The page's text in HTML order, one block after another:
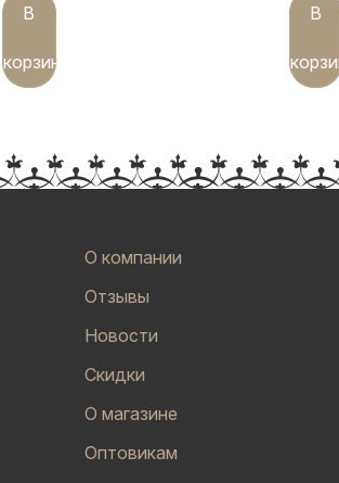
В
корзину
В
О компании
Отзывы
Новости
Скидки
О магазине
Оптовикам